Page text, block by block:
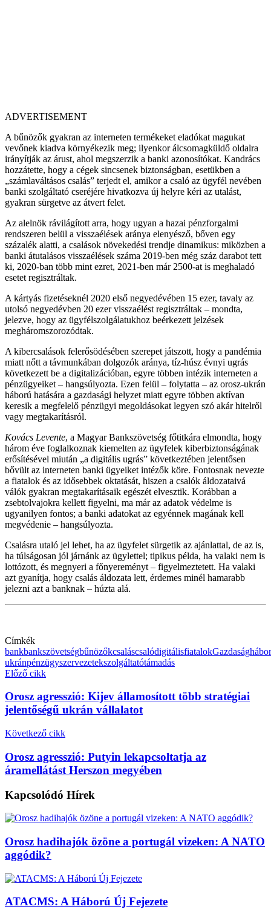
ADVERTISEMENT
A bűnözők gyakran az interneten termékeket eladókat magukat
vevőnek kiadva környékezik meg; ilyenkor álcsomagküldő oldalra
irányítják az árust, ahol megszerzik a banki azonosítókat. Kandrács
hozzátette, hogy a cégek sincsenek biztonságban, esetükben a
„számlaváltásos csalás” terjedt el, amikor a csaló az ügyfél nevében
banki szolgáltató cseréjére hivatkozva új helyre kéri az utalást,
gyakran sürgetve az átvert felet.
Az alelnök rávilágított arra, hogy ugyan a hazai pénzforgalmi
rendszeren belül a visszaélések aránya elenyésző, bőven egy
százalék alatti, a csalások növekedési trendje dinamikus: miközben a
banki átutalásos visszaélések száma 2019-ben még száz darabot tett
ki, 2020-ban több mint ezret, 2021-ben már 2500-at is meghaladó
esetet regisztráltak.
A kártyás fizetéseknél 2020 első negyedévében 15 ezer, tavaly az
utolsó negyedévben 20 ezer visszaélést regisztráltak – mondta,
jelezve, hogy az ügyfélszolgálatukhoz beérkezett jelzések
megháromszorozódtak.
A kibercsalások felerősödésében szerepet játszott, hogy a pandémia
miatt nőtt a távmunkában dolgozók aránya, tíz-húsz évnyi ugrás
következett be a digitalizációban, egyre többen intézik interneten a
pénzügyeiket – hangsúlyozta. Ezen felül – folytatta – az orosz-ukrán
háború hatására a gazdasági helyzet miatt egyre többen aktívan
keresik a megfelelő pénzügyi megoldásokat legyen szó akár hitelről
vagy megtakarításról.
Kovács Levente, a Magyar Bankszövetség főtitkára elmondta, hogy
három éve foglalkoznak kiemelten az ügyfelek kiberbiztonságának
erősítésével miután „a digitális ugrás” következtében jelentősen
bővült az interneten banki ügyeiket intézők köre. Fontosnak nevezte
a fiatalok és az idősebbek oktatását, hiszen a csalók áldozataivá
válók gyakran megtakarításaik egészét elvesztik. Korábban a
zsebtolvajokra kellett figyelni, ma már az adatok védelme is
ugyanilyen fontos; a banki adatokat az egyénnek magának kell
megvédenie – hangsúlyozta.
Csalásra utaló jel lehet, ha az ügyfelet sürgetik az ajánlattal, de az is,
ha túlságosan jól járnánk az ügylettel; tipikus példa, ha valaki nem is
lottózott, és megnyeri a főnyereményt – figyelmeztetett. Ha valaki
azt gyanítja, hogy csalás áldozata lett, érdemes minél hamarabb
jelezni azt a banknak – húzta alá.
Címkék
bankbankszövetségbűnözőkcsaláscsalódigitálisfiatalokGazdaság
ukránpénzügyszervezetekszolgáltatótámadás
Előző cikk
Orosz agresszió: Kijev államosított több stratégiai
jelentőségű ukrán vállalatot
Következő cikk
Orosz agresszió: Putyin lekapcsoltatja az
áramellátást Herszon megyében
Kapcsolódó Hírek
Orosz hadihajók özöne a portugál vizeken: A NATO
aggódik?
ATACMS: A Háború Új Fejezete